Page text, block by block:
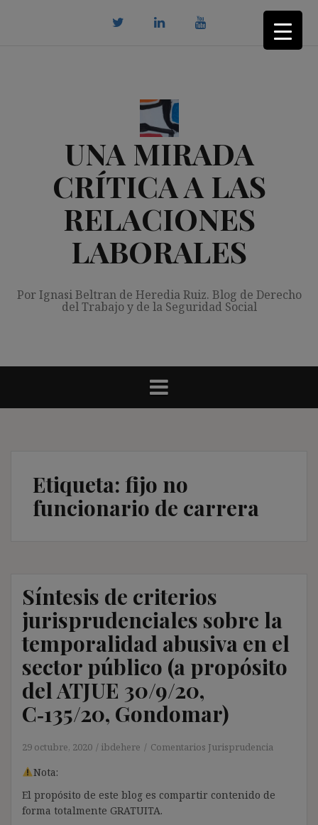
UNA MIRADA
CRÍTICA A LAS
RELACIONES
LABORALES
Por Ignasi Beltran de Heredia Ruiz. Blog de Derecho
del Trabajo y de la Seguridad Social
Etiqueta: fijo no
funcionario de carrera
Síntesis de criterios
jurisprudenciales sobre la
temporalidad abusiva en el
sector público (a propósito
del ATJUE 30/9/20,
C‑135/20, Gondomar)
29 octubre, 2020 ibdehere Comentarios Jurisprudencia
Nota:
El propósito de este blog es compartir contenido de
forma totalmente GRATUITA.